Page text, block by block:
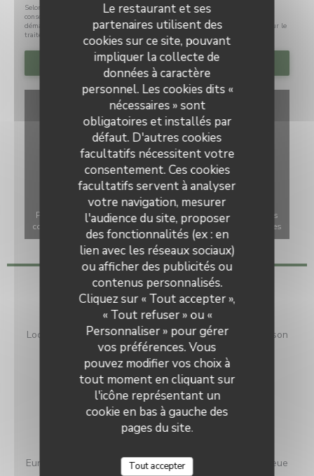
Le restaurant et ses
partenaires utilisent des
cookies sur ce site, pouvant
impliquer la collecte de
données à caractère
personnel. Les cookies dits «
nécessaires » sont
obligatoires et installés par
défaut. D'autres cookies
facultatifs nécessitent votre
consentement. Ces cookies
facultatifs servent à analyser
votre navigation, mesurer
l'audience du site, proposer
des fonctionnalités (ex : en
lien avec les réseaux sociaux)
ou afficher des publicités ou
contenus personnalisés.
Cliquez sur « Tout accepter »,
« Tout refuser » ou «
Personnaliser » pour gérer
vos préférences. Vous
pouvez modifier vos choix à
tout moment en cliquant sur
l'icône représentant un
cookie en bas à gauche des
pages du site.
Tout accepter
Selon l'article L.223-2 du code de la consommation, il est rappelé que le
consommateur peut user de son droit à s'inscrire sur la liste d'opposition au
démarchage téléphonique Bloctel : bloctel.gouv.fr. Pour plus d'informations sur le
traitement de vos données, consultez notre politique de confidentialité
Pour afficher la carte interactive Waze, vous devez accepter les
cookies Waze Map (Google). Ces cookies peuvent collecter des
données de navigation et de localisation.
Autoriser
Infos pratiques
Cuisine
Locale, Produits frais, Française Traditionnelle, Fait maison
Type de restaurant
Bistrot
Services
Cuisine ouverte, Terrasse
Eurocard/Mastercard, Espèces, Visa, Chèques, Carte Bleue